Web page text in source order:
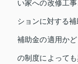
い家への改修工
ションに対する補
補助金の適用か
の制度によって